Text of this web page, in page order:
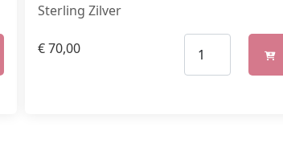
Sterling Zilver
€70,00